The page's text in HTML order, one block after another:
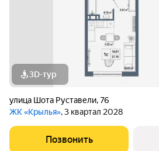
3D-тур
улица Шота Руставели,76
ЖК «Крылья», 3 квартал 2028
Позвонить